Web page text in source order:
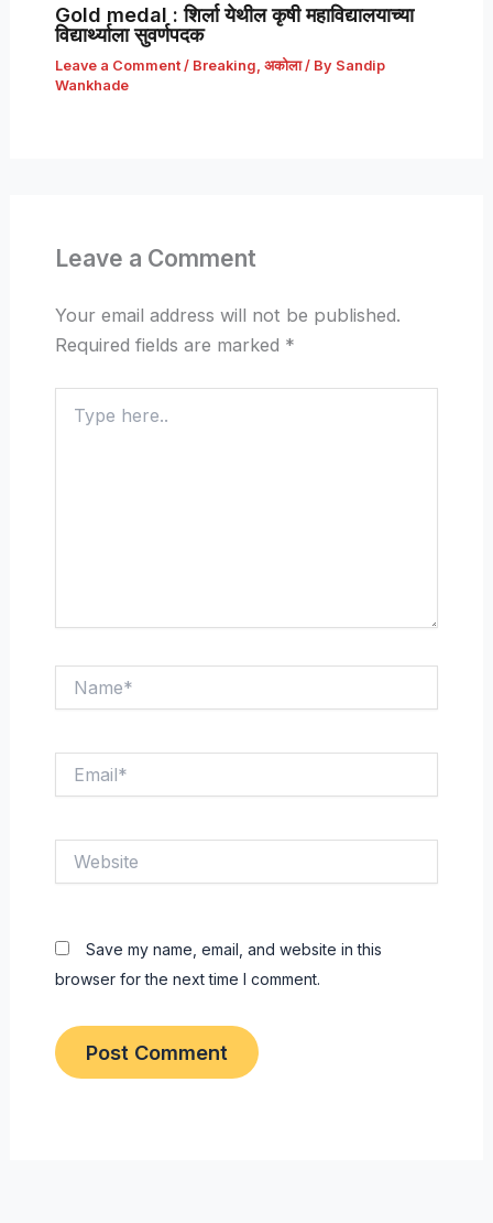
Gold medal : शिर्ला येथील कृषी महाविद्यालयाच्या
विद्यार्थ्याला सुवर्णपदक
Leave a Comment / Breaking अकोला/ By Sandip
Wankhade
Leave a Comment
Your email address will not be published.
Required fields are marked *
here..
Save my name, email, and website in this
browser for the next time I comment.